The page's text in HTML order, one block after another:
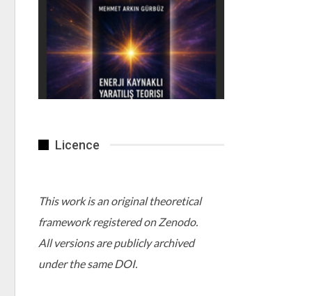
Licence
This work is an original theoretical
framework registered on Zenodo.
All versions are publicly archived
under the same DOI.